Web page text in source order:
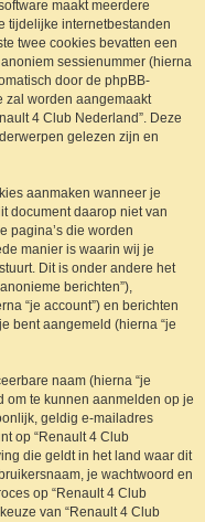
maakt meerdere
tijdelijke internetbestanden
twee cookies bevatten een
sessienummer (hierna
door de phpBB-
zal worden aangemaakt
4 Club Nederland”. Deze
gelezen zijn en
aanmaken wanneer je
document daarop niet van
pagina’s die worden
manier is waarin wij je
Dit is onder andere het
berichten”),
“je account”) en berichten
bent aangemeld (hierna “je
naam (hierna “je
om te kunnen aanmelden op je
geldig e-mailadres
op “Renault 4 Club
die geldt in het land waar dit
je wachtwoord en
op “Renault 4 Club
van “Renault 4 Club